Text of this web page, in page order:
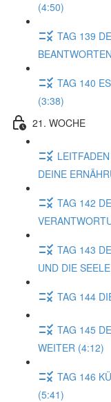
(4:50)
TAG 139
TAG 140
(3:38)
21. WOCHE
DEINE
TAG 142
TAG 143
UND DIE
TAG 144
TAG 145
WEITER (4:12)
TAG 146
(5:41)